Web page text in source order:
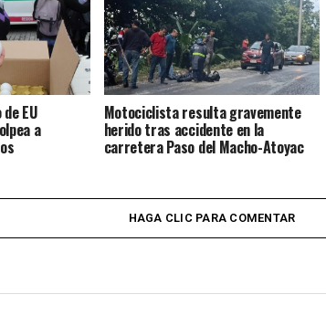
EU
a
Motociclista resulta gravemente
herido tras accidente en la
carretera Paso del Macho-Atoyac
HAGA CLIC PARA COMENTAR